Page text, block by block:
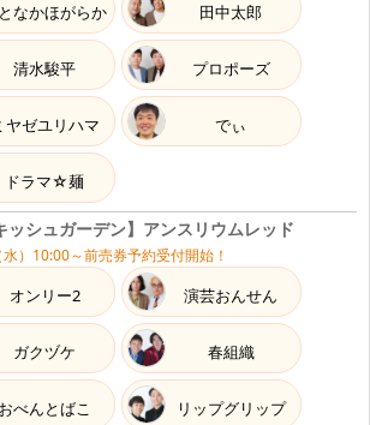
なかほがらか 田中太郎
清水駿平 プロポーズ
ヤゼユリハマ でぃ
ドラマ☆麺
ッシュガーデン】アンスリウムレッド
）10:00～前売券予約受付開始！
オンリー2 演芸おんせん
ガクヅケ 春組織
おべんとばこ リップグリップ